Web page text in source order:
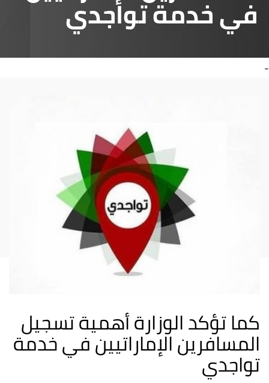
في خدمة تواجدي
-
كما تؤكد الوزارة أهمية تسجيل
المسافرين الإماراتيين في خدمة
تواجدي